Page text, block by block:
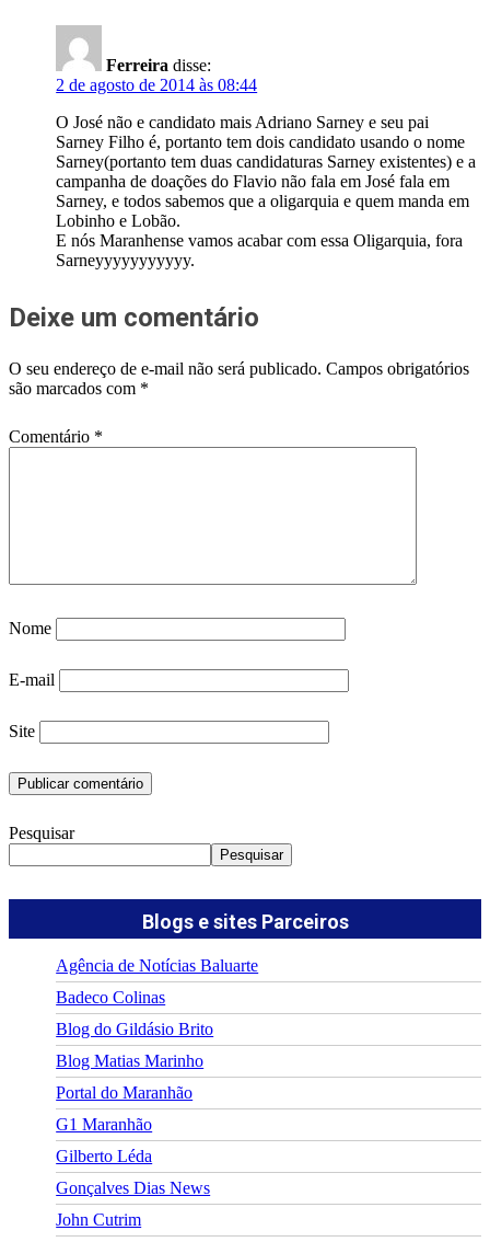
Ferreira disse:
2 de agosto de 2014 às 08:44
O José não e candidato mais Adriano Sarney e seu pai
Sarney Filho é, portanto tem dois candidato usando o nome
Sarney(portanto tem duas candidaturas Sarney existentes) e a
campanha de doações do Flavio não fala em José fala em
Sarney, e todos sabemos que a oligarquia e quem manda em
Lobinho e Lobão.
E nós Maranhense vamos acabar com essa Oligarquia, fora
Sarneyyyyyyyyyyy.
Deixe um comentário
O seu endereço de e-mail não será publicado. Campos obrigatórios
são marcados com *
Comentário *
Nome
E-mail
Site
Pesquisar
Pesquisar
Blogs e sites Parceiros
Agência de Notícias Baluarte
Badeco Colinas
Blog do Gildásio Brito
Blog Matias Marinho
Portal do Maranhão
G1 Maranhão
Gilberto Léda
Gonçalves Dias News
John Cutrim